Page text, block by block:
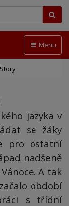
Menu
jazyka v
se žáky
pro ostatní
nadšeně
A tak
období
s třídní